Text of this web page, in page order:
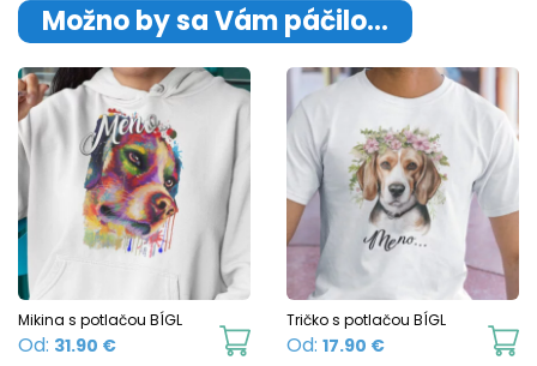
Možno by sa Vám páčilo…
Mikina s potlačou BÍGL
Od: 31.90 €
This
Tričko s potlačou BÍGL
Od: 17.90 €